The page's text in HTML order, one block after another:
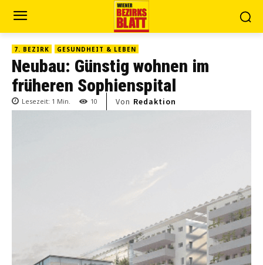
7. BEZIRK GESUNDHEIT & LEBEN
Neubau: Günstig wohnen im
früheren Sophienspital
Lesezeit: 1 Min. 10 Von Redaktion